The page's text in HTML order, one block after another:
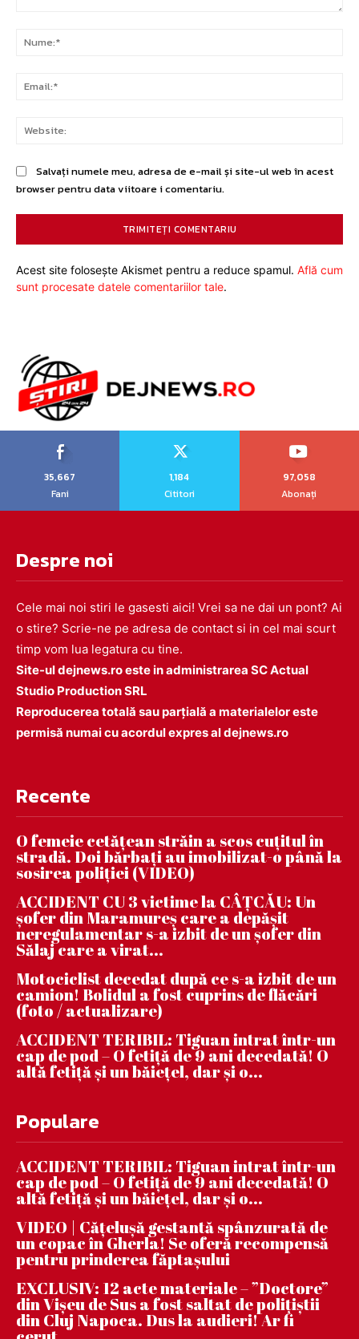
Salvați numele meu, adresa de e-mail și site-ul web în acest
browser pentru data viitoare i comentariu.
Acest site folosește Akismet pentru a reduce spamul. Află cum
sunt procesate datele comentariilor tale.
35,667
Fani
1,184
Cititori
97,058
Abonați
Despre noi
Cele mai noi stiri le gasesti aici! Vrei sa ne dai un pont? Ai
o stire? Scrie-ne pe adresa de contact si in cel mai scurt
timp vom lua legatura cu tine.
Site-ul dejnews.ro este in administrarea SC Actual
Studio Production SRL
Reproducerea totală sau parțială a materialelor este
permisă numai cu acordul expres al dejnews.ro
Recente
O femeie cetățean străin a scos cuțitul în
stradă. Doi bărbați au imobilizat-o până la
sosirea poliției (VIDEO)
ACCIDENT CU 3 victime la CÂȚCĂU: Un
șofer din Maramureș care a depășit
neregulamentar s-a izbit de un șofer din
Sălaj care a virat...
Motociclist decedat după ce s-a izbit de un
camion! Bolidul a fost cuprins de flăcări
(foto / actualizare)
ACCIDENT TERIBIL: Tiguan intrat într-un
cap de pod – O fetiță de 9 ani decedată! O
altă fetiță și un băiețel, dar și o...
Populare
ACCIDENT TERIBIL: Tiguan intrat într-un
cap de pod – O fetiță de 9 ani decedată! O
altă fetiță și un băiețel, dar și o...
VIDEO | Căţeluşă gestantă spânzurată de
un copac în Gherla! Se oferă recompensă
pentru prinderea făptaşului
EXCLUSIV: 12 acte materiale – ”Doctore”
din Vișeu de Sus a fost saltat de polițiștii
din Cluj Napoca. Dus la audieri! Ar fi